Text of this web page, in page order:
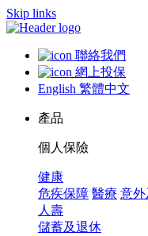
Skip links
聯絡我們
網上投保
English 繁體中文
產品
個人保險
健康
危疾保障 醫療 意外
人壽
儲蓄及退休